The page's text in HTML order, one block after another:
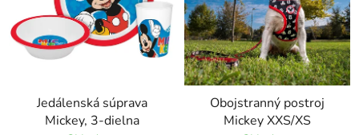
r
o
Jedálenská súprava
Mickey, 3-dielna
Obojstranný postroj
Mickey XXS/XS
v
k
y
v
ý